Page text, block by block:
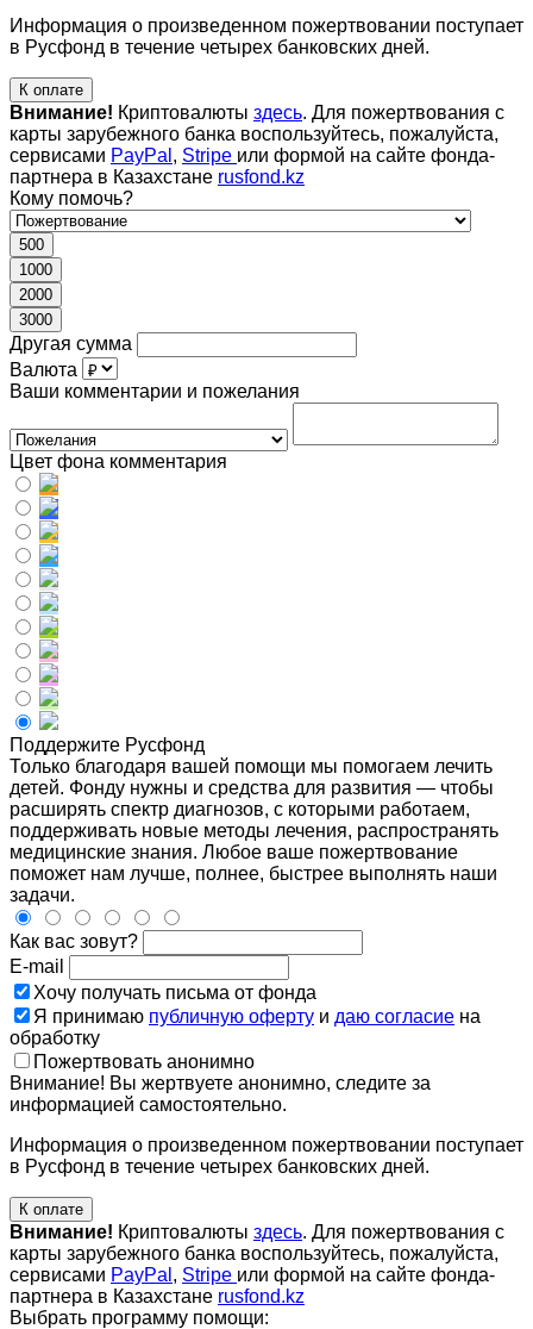
Информация о произведенном пожертвовании поступает
в Русфонд в течение четырех банковских дней.
К оплате
Внимание! Криптовалюты здесь. Для пожертвования с
карты зарубежного банка воспользуйтесь, пожалуйста,
сервисами PayPal , Stripe или формой на сайте фонда-
партнера в Казахстане rusfond.kz
Кому помочь?
500
1000
2000
3000
Другая сумма
Валюта
Ваши комментарии и пожелания
Цвет фона комментария
Поддержите Русфонд
Только благодаря вашей помощи мы помогаем лечить
детей. Фонду нужны и средства для развития — чтобы
расширять спектр диагнозов, с которыми работаем,
поддерживать новые методы лечения, распространять
медицинские знания. Любое ваше пожертвование
поможет нам лучше, полнее, быстрее выполнять наши
задачи.
Как вас зовут?
E-mail
Хочу получать письма от фонда
Я принимаю публичную оферту и даю согласие на
обработку
Пожертвовать анонимно
Внимание! Вы жертвуете анонимно, следите за
информацией самостоятельно.
Информация о произведенном пожертвовании поступает
в Русфонд в течение четырех банковских дней.
К оплате
Внимание! Криптовалюты здесь. Для пожертвования с
карты зарубежного банка воспользуйтесь, пожалуйста,
сервисами PayPal , Stripe или формой на сайте фонда-
партнера в Казахстане rusfond.kz
Выбрать программу помощи: